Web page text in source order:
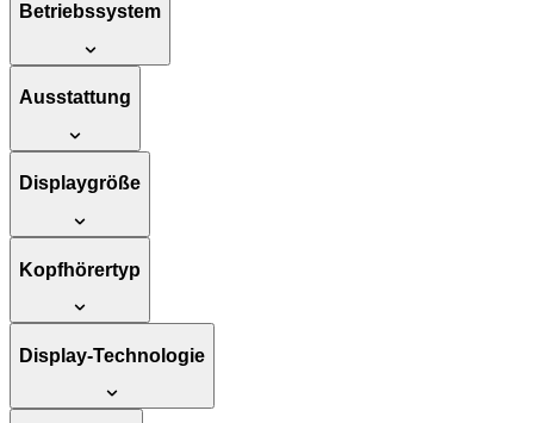
Betriebssystem
Ausstattung
Displaygröße
Kopfhörertyp
Display-Technologie